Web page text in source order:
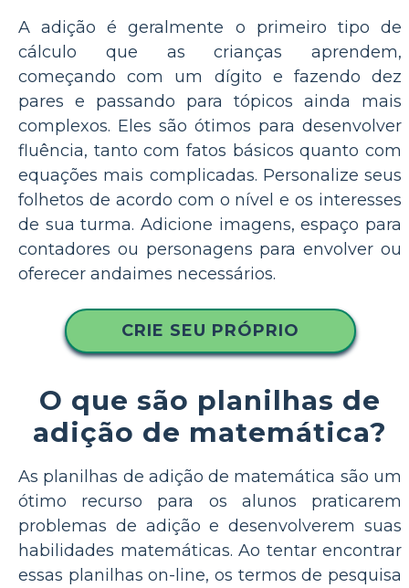
A adição é geralmente o primeiro tipo de
cálculo que as crianças aprendem,
começando com um dígito e fazendo dez
pares e passando para tópicos ainda mais
complexos. Eles são ótimos para desenvolver
fluência, tanto com fatos básicos quanto com
equações mais complicadas. Personalize seus
folhetos de acordo com o nível e os interesses
de sua turma. Adicione imagens, espaço para
contadores ou personagens para envolver ou
oferecer andaimes necessários.
CRIE SEU PRÓPRIO
O que são planilhas de
adição de matemática?
As planilhas de adição de matemática são um
ótimo recurso para os alunos praticarem
problemas de adição e desenvolverem suas
habilidades matemáticas. Ao tentar encontrar
essas planilhas on-line, os termos de pesquisa